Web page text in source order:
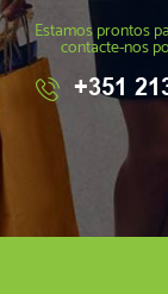
Estamos prontos
contacte-nos
+351